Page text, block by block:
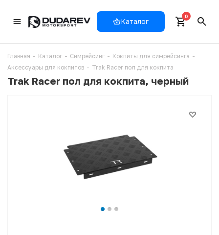
Каталог
0
Главная - Каталог - Симрейсинг - Кокпиты для симрейсинга -
Аксессуары для кокпитов - Trak Racer пол для кокпита
Trak Racer пол для кокпита, черный